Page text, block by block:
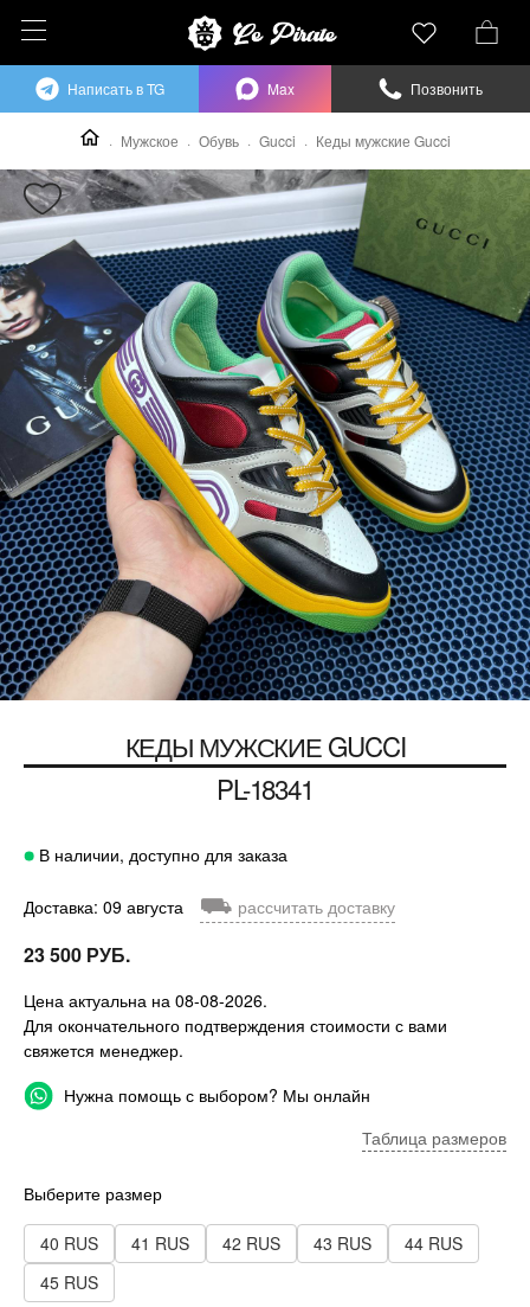
Мужское Обувь Gucci Кеды мужские Gucci
КЕДЫ МУЖСКИЕGUCCI
PL-18341
В наличии, доступно для заказа
Доставка: 09 августа ⛟ рассчитать доставку
23 500 РУБ.
Цена актуальна на 08-08-2026.
Для окончательного подтверждения стоимости с вами
свяжется менеджер.
Нужна помощь с выбором? Мы онлайн
Таблица размеров
Выберите размер
40 RUS 41 RUS 42 RUS 43 RUS
44 RUS
45 RUS
Написать в TG Max Позвонить